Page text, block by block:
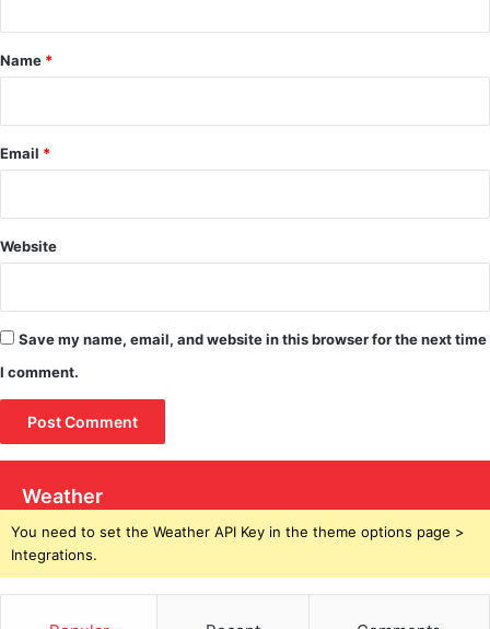
*
Name *
Email *
Website
Save my name, email, and website in this browser for the next time
I comment.
Weather
You need to set the Weather API Key in the theme options page >
Integrations.